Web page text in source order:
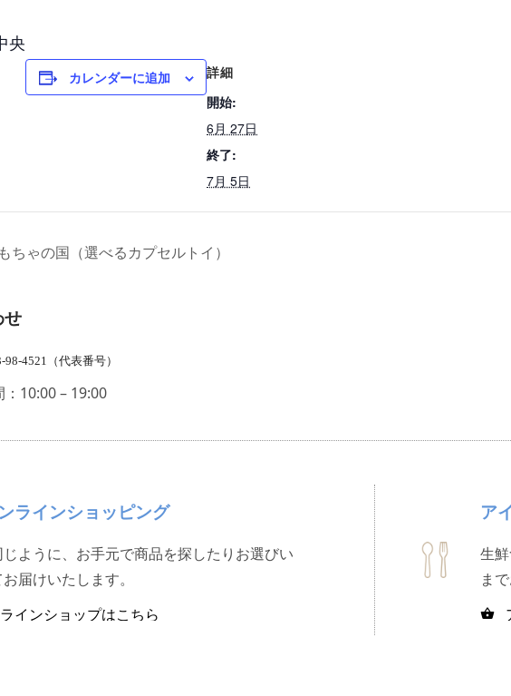
央
カレンダーに追加
詳細
開始:
6月 27日
終了:
7月 5日
ちゃの国（選べるカプセルトイ）
せ
98-4521（代表番号）
10:00 – 19:00
ラインショッピング
ように、お手元で商品を探したりお選びい
届けいたします。
インショップはこちら
ア
生
ま
shopping_basket